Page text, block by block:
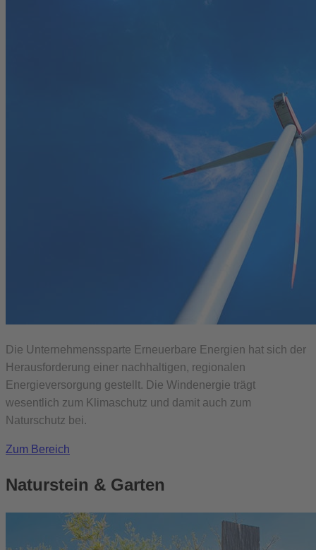
Die Unternehmenssparte Erneuerbare Energien hat sich der
Herausforderung einer nachhaltigen, regionalen
Energieversorgung gestellt. Die Windenergie trägt
wesentlich zum Klimaschutz und damit auch zum
Naturschutz bei.
Zum Bereich
Naturstein & Garten